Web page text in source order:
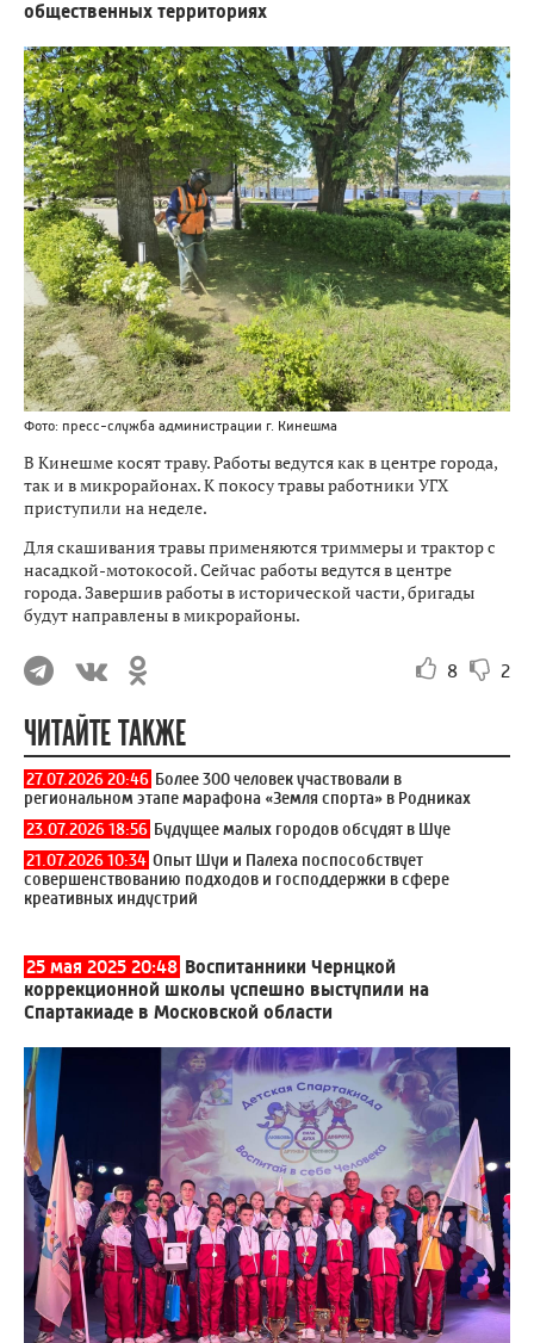
общественных территориях
Фото: пресс-служба администрации г. Кинешма
В Кинешме косят траву. Работы ведутся как в центре города,
так и в микрорайонах. К покосу травы работники УГХ
приступили на неделе.
Для скашивания травы применяются триммеры и трактор с
насадкой-мотокосой. Сейчас работы ведутся в центре
города. Завершив работы в исторической части, бригады
будут направлены в микрорайоны.
8 2
ЧИТАЙТЕ ТАКЖЕ
27.07.2026 20:46 Более 300 человек участвовали в
региональном этапе марафона «Земля спорта» в Родниках
23.07.2026 18:56 Будущее малых городов обсудят в Шуе
21.07.2026 10:34 Опыт Шуи и Палеха поспособствует
совершенствованию подходов и господдержки в сфере
креативных индустрий
25 мая 2025 20:48 Воспитанники Чернцкой
коррекционной школы успешно выступили на
Спартакиаде в Московской области